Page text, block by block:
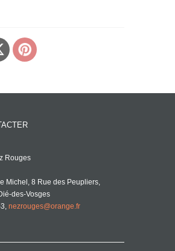
Rouges
Michel, 8 Rue des Peupliers,
des-Vosges
nezrouges@orange.fr